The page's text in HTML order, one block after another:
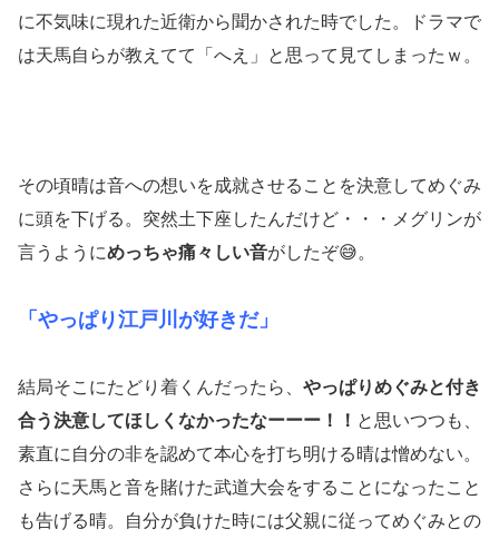
に不気味に現れた近衛から聞かされた時でした。ドラマで
は天馬自らが教えてて「へえ」と思って見てしまったｗ。
その頃晴は音への想いを成就させることを決意してめぐみ
に頭を下げる。突然土下座したんだけど・・・メグリンが
言うようにめっちゃ痛々しい音がしたぞ😅。
「やっぱり江戸川が好きだ」
結局そこにたどり着くんだったら、 やっぱりめぐみと付き
合う決意してほしくなかったなーーー！！ と思いつつも、
素直に自分の非を認めて本心を打ち明ける晴は憎めない。
さらに天馬と音を賭けた武道大会をすることになったこと
も告げる晴。自分が負けた時には父親に従ってめぐみとの